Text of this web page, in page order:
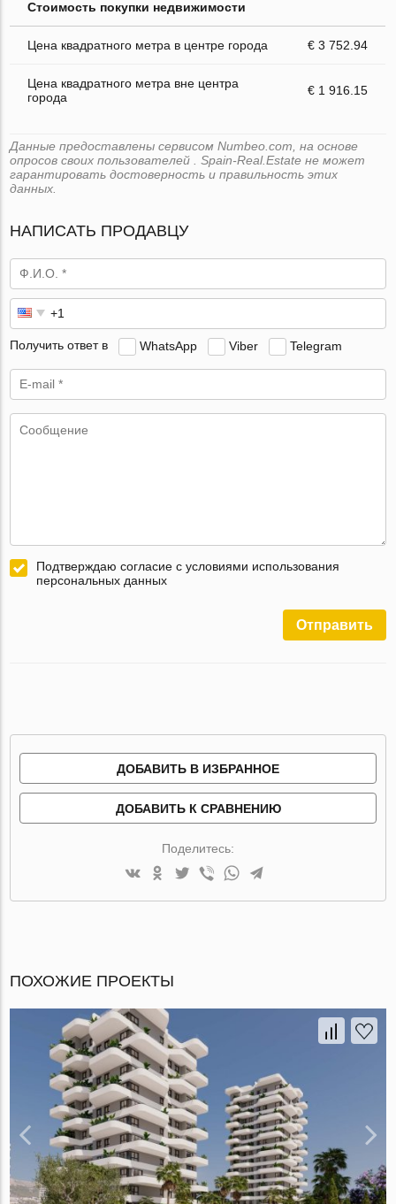
Стоимость покупки недвижимости
Цена квадратного метра в центре города € 3 752.94
Цена квадратного метра вне центра
города
€ 1 916.15
Данные предоставлены сервисом Numbeo.com, на основе
опросов своих пользователей . Spain-Real.Estate не может
гарантировать достоверность и правильность этих
данных.
НАПИСАТЬ ПРОДАВЦУ
Получить ответ в WhatsApp Viber Telegram
Подтверждаю согласие с условиями использования
персональных данных
Отправить
ДОБАВИТЬ В ИЗБРАННОЕ
ДОБАВИТЬ К СРАВНЕНИЮ
Поделитесь:
ПОХОЖИЕ ПРОЕКТЫ